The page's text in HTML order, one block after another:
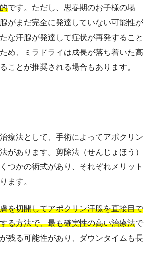
です。ただし、思春期のお子様の場
がまだ完全に発達していない可能性が
な汗腺が発達して症状が再発すること
め、ミラドライは成長が落ち着いた高
ことが推奨される場合もあります。
療法として、手術によってアポクリン
があります。剪除法（せんじょほう）
つかの術式があり、それぞれメリット
ます。
を切開してアポクリン汗腺を直接目で
る方法で、最も確実性の高い治療法で
残る可能性があり、ダウンタイムも長